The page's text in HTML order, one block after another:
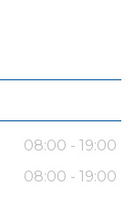
08:00 - 19:00
08:00 - 19:00